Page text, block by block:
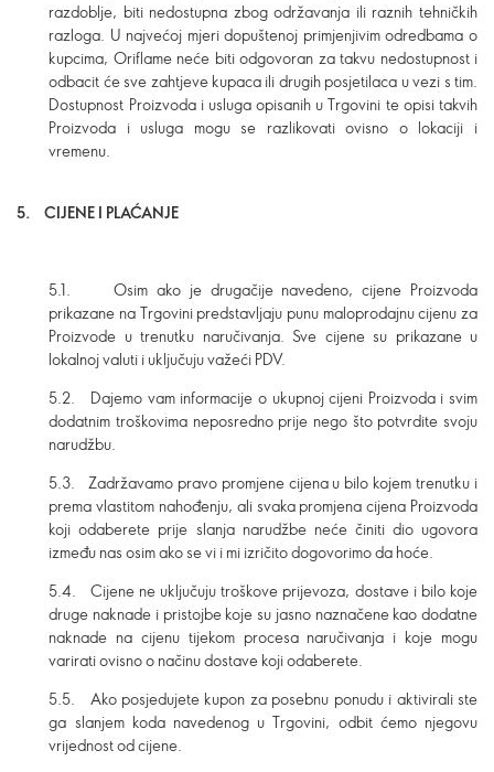
razdoblje, biti nedostupna zbog održavanja ili raznih tehničkih
razloga. U najvećoj mjeri dopuštenoj primjenjivim odredbama o
kupcima, Oriflame neće biti odgovoran za takvu nedostupnost i
odbacit će sve zahtjeve kupaca ili drugih posjetilaca u vezi s tim.
Dostupnost Proizvoda i usluga opisanih u Trgovini te opisi takvih
Proizvoda i usluga mogu se razlikovati ovisno o lokaciji i
vremenu.
5. CIJENE I PLAĆANJE
5.1. Osim ako je drugačije navedeno, cijene Proizvoda
prikazane na Trgovini predstavljaju punu maloprodajnu cijenu za
Proizvode u trenutku naručivanja. Sve cijene su prikazane u
lokalnoj valuti i uključuju važeći PDV.
5.2. Dajemo vam informacije o ukupnoj cijeni Proizvoda i svim
dodatnim troškovima neposredno prije nego što potvrdite svoju
narudžbu.
5.3. Zadržavamo pravo promjene cijena u bilo kojem trenutku i
prema vlastitom nahođenju, ali svaka promjena cijena Proizvoda
koji odaberete prije slanja narudžbe neće činiti dio ugovora
između nas osim ako se vi i mi izričito dogovorimo da hoće.
5.4. Cijene ne uključuju troškove prijevoza, dostave i bilo koje
druge naknade i pristojbe koje su jasno naznačene kao dodatne
naknade na cijenu tijekom procesa naručivanja i koje mogu
varirati ovisno o načinu dostave koji odaberete.
5.5. Ako posjedujete kupon za posebnu ponudu i aktivirali ste
ga slanjem koda navedenog u Trgovini, odbit ćemo njegovu
vrijednost od cijene.